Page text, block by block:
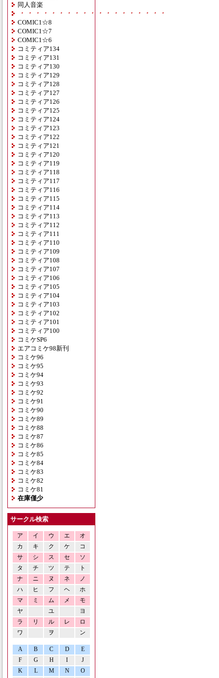
同人音楽
・・・・・・・・・・・・・・・・・・・
COMIC1☆8
COMIC1☆7
COMIC1☆6
コミティア134
コミティア131
コミティア130
コミティア129
コミティア128
コミティア127
コミティア126
コミティア125
コミティア124
コミティア123
コミティア122
コミティア121
コミティア120
コミティア119
コミティア118
コミティア117
コミティア116
コミティア115
コミティア114
コミティア113
コミティア112
コミティア111
コミティア110
コミティア109
コミティア108
コミティア107
コミティア106
コミティア105
コミティア104
コミティア103
コミティア102
コミティア101
コミティア100
コミケSP6
エアコミケ98新刊
コミケ96
コミケ95
コミケ94
コミケ93
コミケ92
コミケ91
コミケ90
コミケ89
コミケ88
コミケ87
コミケ86
コミケ85
コミケ84
コミケ83
コミケ82
コミケ81
在庫僅少
サークル検索
ア イ ウ エ
オ
カ
キ ク ケ
コ
サ
シ ス セ
ソ
タ
チ ツ テ
ト
ナ
ニ ヌ ネ
ノ
ハ
ヒ フ ヘ
ホ
マ
ミ ム メ
モ
ヤ
ユ
ヨ
ラ
リ ル レ
ロ
ワ
ヲ ン
A B C D
E
F
G H I
J
K
L M N O